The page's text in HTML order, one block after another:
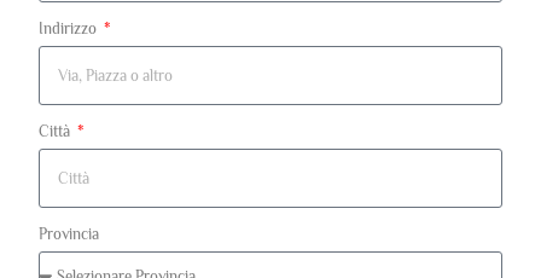
Indirizzo
Città
Provincia